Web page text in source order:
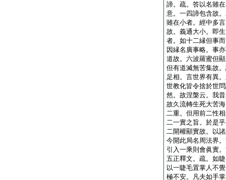
諦。疏。答以名雖
意。一四諦包含故
雖在小者。經中多
故。義通大小。即
者。如十二縁但事
因縁名廣事略。事
道故。六波羅蜜但
但有道滅無苦集故
足相。言世界有異
世教化皆令捨於世
然。故涅槃云。我
故久流轉生死大苦
二重。但用前二性
二一實之旨。於是
二開權顯實故。以
今開此局名周法界
引入一乘則會眞實
五正釋文。疏。如
以一睫毛置掌人不
極不安。凡夫如手